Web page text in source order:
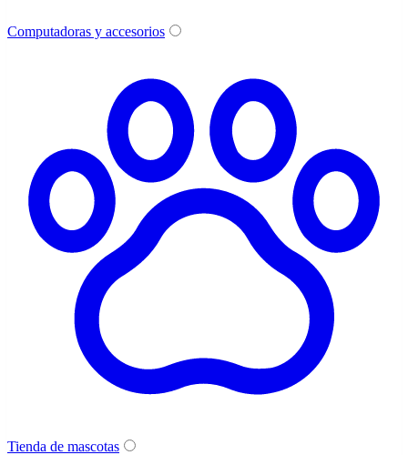
Computadoras y accesorios
Tienda de mascotas